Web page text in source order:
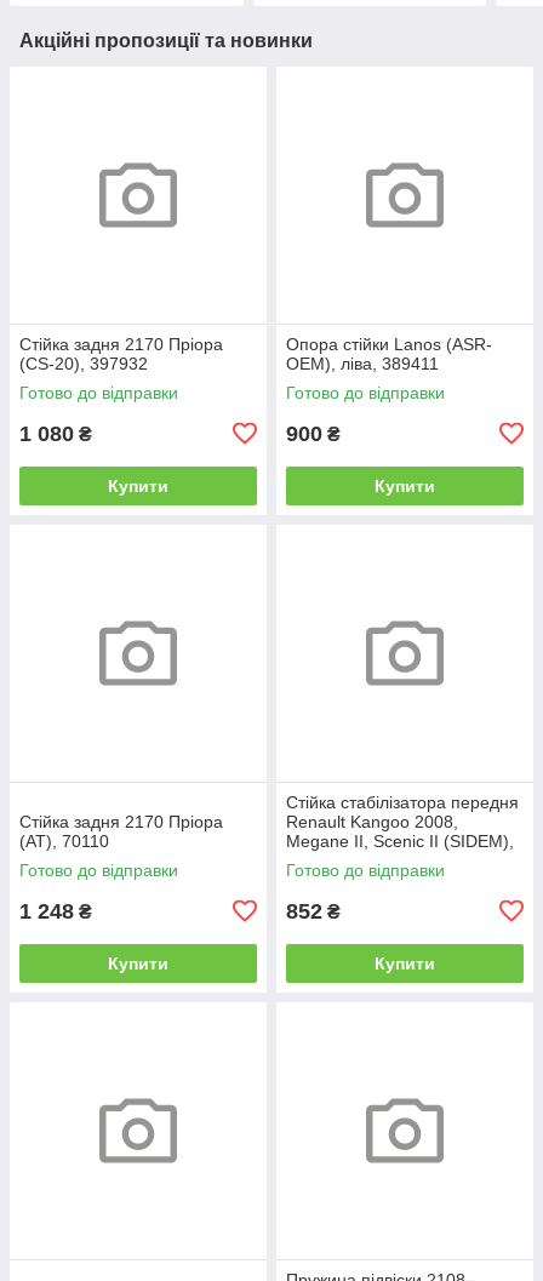
Акційні пропозиції та новинки
Стійка задня 2170 Пріора
(CS-20), 397932
Готово до відправки
1 080 ₴
Купити
Опора стійки Lanos (ASR-
OEM), ліва, 389411
Готово до відправки
900 ₴
Купити
Стійка задня 2170 Пріора
(AT), 70110
Готово до відправки
1 248 ₴
Купити
Стійка стабілізатора передня
Renault Kangoo 2008,
Megane II, Scenic II (SIDEM),
196971
Готово до відправки
852 ₴
Купити